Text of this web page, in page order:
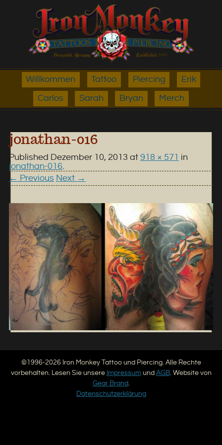
Willkommen Tattoo Piercing Erik
Carlos Sarah Bryan Merch
jonathan-016
Published Dezember 10, 2013 at 918 × 571 in
jonathan-016.
← Previous Next →
©1996-2026 Iron Monkey Tattoo und Piercing. Alle Rechte
vorbehalten. Lesen Sie unsere Impressumund AGB. Website von
Gear Brand.
Datenschutzerklärung